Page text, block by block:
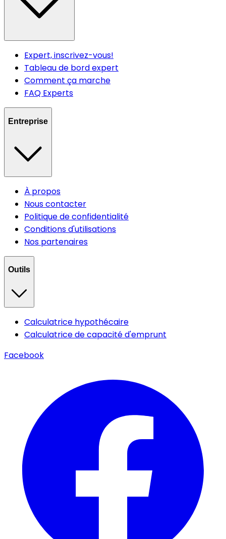
Expert, inscrivez-vous!
Tableau de bord expert
Comment ça marche
FAQ Experts
Entreprise
À propos
Nous contacter
Politique de confidentialité
Conditions d'utilisations
Nos partenaires
Outils
Calculatrice hypothécaire
Calculatrice de capacité d'emprunt
Facebook